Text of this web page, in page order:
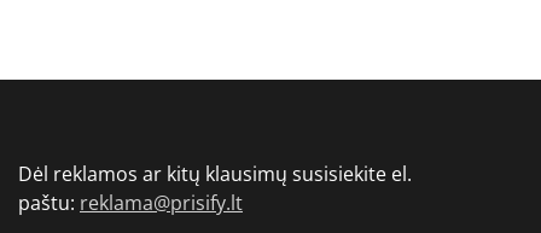
Dėl reklamos ar kitų klausimų susisiekite el.
paštu: reklama@prisify.lt